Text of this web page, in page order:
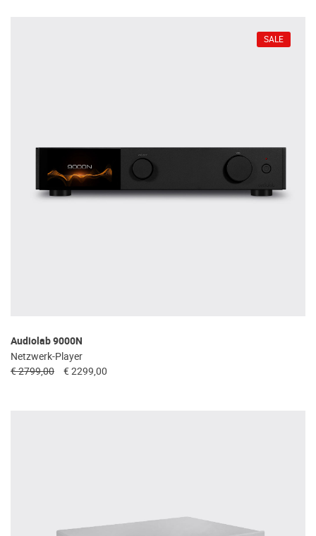
Audiolab 9000N
Netzwerk-Player
€ 2799,00
€ 2299,00
SALE